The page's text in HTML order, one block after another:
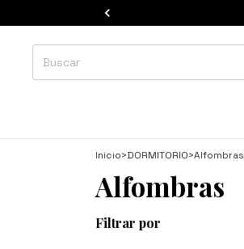
Inicio>DORMITORIO>Alfombras
Alfombras
Filtrar por